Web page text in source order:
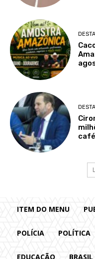
ITEM DO MENU
POLÍCIA POLÍTICA
EDUCAÇÃO BRASIL